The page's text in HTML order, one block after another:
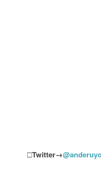
□Twitter→